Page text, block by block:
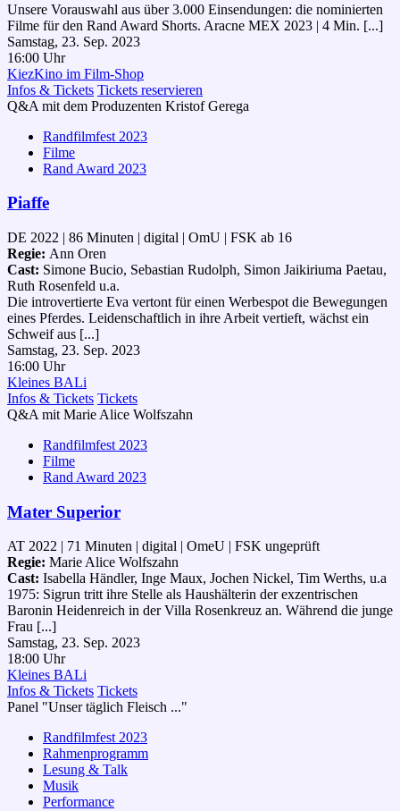
Unsere Vorauswahl aus über 3.000 Einsendungen: die nominierten
Filme für den Rand Award Shorts. Aracne MEX 2023 | 4 Min. [...]
Samstag, 23. Sep. 2023
16:00 Uhr
KiezKino im Film-Shop
Infos & Tickets Tickets reservieren
Q&A mit dem Produzenten Kristof Gerega
Randfilmfest 2023
Filme
Rand Award 2023
Piaffe
DE 2022 | 86 Minuten | digital | OmU | FSK ab 16
Regie: Ann Oren
Cast: Simone Bucio, Sebastian Rudolph, Simon Jaikiriuma Paetau,
Ruth Rosenfeld u.a.
Die introvertierte Eva vertont für einen Werbespot die Bewegungen
eines Pferdes. Leidenschaftlich in ihre Arbeit vertieft, wächst ein
Schweif aus [...]
Samstag, 23. Sep. 2023
16:00 Uhr
Kleines BALi
Infos & Tickets Tickets
Q&A mit Marie Alice Wolfszahn
Randfilmfest 2023
Filme
Rand Award 2023
Mater Superior
AT 2022 | 71 Minuten | digital | OmeU | FSK ungeprüft
Regie: Marie Alice Wolfszahn
Cast: Isabella Händler, Inge Maux, Jochen Nickel, Tim Werths, u.a
1975: Sigrun tritt ihre Stelle als Haushälterin der exzentrischen
Baronin Heidenreich in der Villa Rosenkreuz an. Während die junge
Frau [...]
Samstag, 23. Sep. 2023
18:00 Uhr
Kleines BALi
Infos & Tickets Tickets
Panel "Unser täglich Fleisch ..."
Randfilmfest 2023
Rahmenprogramm
Lesung & Talk
Musik
Performance